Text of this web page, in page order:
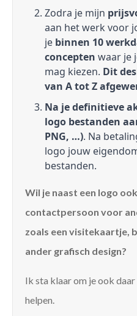
Zodra je mijn
aan het werk voor
je binnen 10
concepten waar je
mag kiezen. Dit
van A tot Z
Na je definitieve
logo bestanden aan
PNG, …). Na
logo jouw
bestanden.
Wil je naast een logo
contactpersoon voor
zoals een visitekaartje,
ander grafisch design?
Ik sta klaar om je ook
helpen.